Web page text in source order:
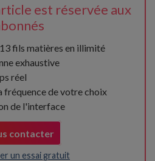
est réservée aux
fils matières en illimité
exhaustive
réel
fréquence de votre choix
de l'interface
contacter
un essai gratuit